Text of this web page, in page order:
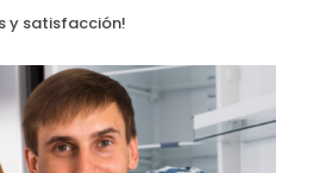
y satisfacción!